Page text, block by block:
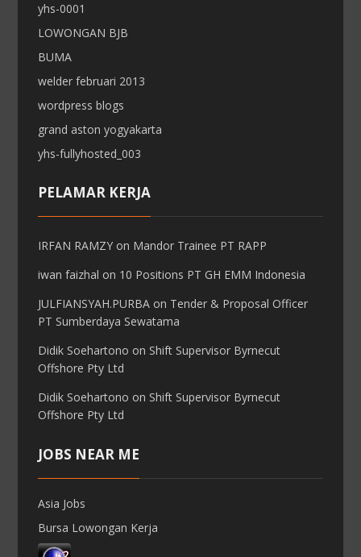
yhs-0001
LOWONGAN BJB
BUMA
welder februari 2013
wordpress blogs
grand aston yogyakarta
yhs-fullyhosted_003
PELAMAR KERJA
IRFAN RAMZY on Mandor Trainee PT RAPP
iwan faizhal on 10 Positions PT GH EMM Indonesia
JULFIANSYAH.PURBA on Tender & Proposal Officer
PT Sumberdaya Sewatama
Didik Soehartono on Shift Supervisor Byrnecut
Offshore Pty Ltd
Didik Soehartono on Shift Supervisor Byrnecut
Offshore Pty Ltd
JOBS NEAR ME
Asia Jobs
Bursa Lowongan Kerja